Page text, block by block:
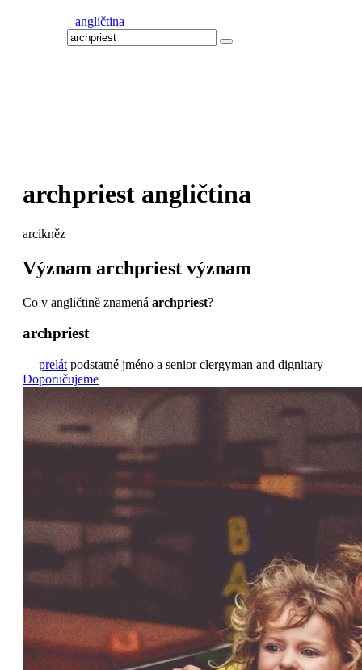
angličtina
archpriest angličtina
arcikněz
Význam archpriest význam
Co v angličtině znamená archpriest?
archpriest
— prelát podstatné jméno a senior clergyman and dignitary
Doporučujeme